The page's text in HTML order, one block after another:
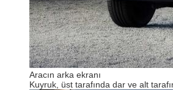
Aracın arka ekranı
Kuyruk, üst tarafında dar ve alt